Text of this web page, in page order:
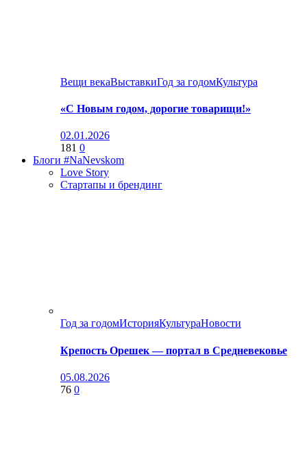
Вещи векаВыставкиГод за годомКультура
«С Новым годом, дорогие товарищи!»
02.01.2026
181 0
Блоги #NaNevskom
Love Story
Стартапы и брендинг
Год за годомИсторияКультураНовости
Крепость Орешек — портал в Средневековье
05.08.2026
76 0